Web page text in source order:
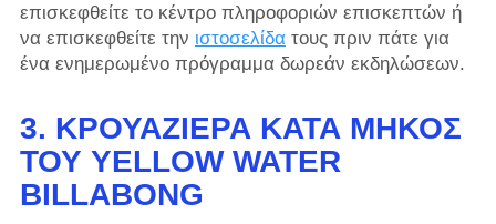
επισκεφθείτε το κέντρο πληροφοριών επισκεπτών ή
να επισκεφθείτε την ιστοσελίδατους πριν πάτε για
ένα ενημερωμένο πρόγραμμα δωρεάν εκδηλώσεων.
3. ΚΡΟΥΑΖΙΈΡΑ ΚΑΤΆ ΜΉΚΟΣ
ΤΟΥ YELLOW WATER
BILLABONG